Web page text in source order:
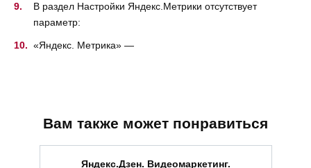
В раздел Настройки Яндекс.Метрики отсутствует
параметр:
«Яндекс. Метрика» —
Вам также может понравиться
Яндекс.Дзен. Видеомаркетинг.